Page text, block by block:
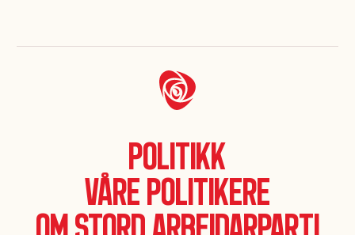
Politikk
Våre politikere
Om Stord Arbeidarparti